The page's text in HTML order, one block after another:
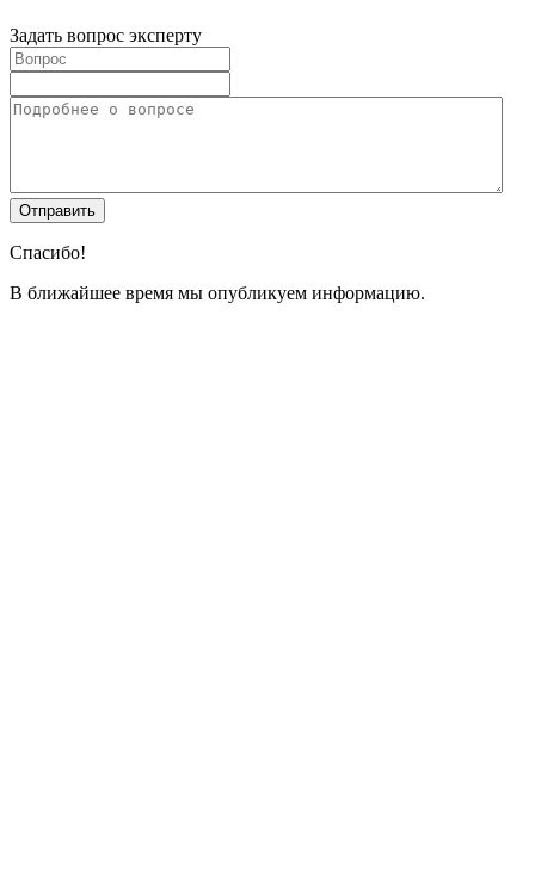
Задать вопрос эксперту
Спасибо!
В ближайшее время мы опубликуем информацию.